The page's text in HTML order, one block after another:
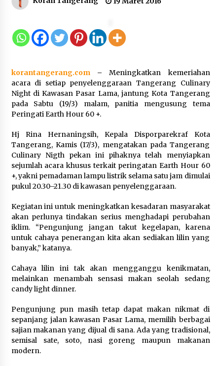
Digital, Sosialisasikan Pencatatan
Gratis dan Penguatan Royalti
Dikunjungi PWI, Wawan Fauzi: Peran
Media Bisa Berdampak Besar
hingga Fatal
6 Agustus 2026
Kejari Kota Tangerang Bongkar
Korupsi Rp5,49 Miliar: Sewa Pesawat
Fiktif, Eks VP Angkasa Pura Kargo
Ditahan
Dukung Ekosistem Kendaraan
Listrik, Wapres Dorong Link and
Soroti Minimnya Faktor Keamanan
Transportasi Laut
5 Agustus 2026
korantangerang.com–Meningkatkan kemeriahan
acara di setiap penyelenggaraan Tangerang Culinary
Night di Kawasan Pasar Lama, jantung Kota Tangerang
pada Sabtu (19/3) malam, panitia mengusung tema
Peringati Earth Hour 60 +.
Hj Rina Hernaningsih, Kepala Disporparekraf Kota
Tangerang, Kamis (17/3), mengatakan pada Tangerang
Culinary Nigth pekan ini pihaknya telah menyiapkan
sejumlah acara khusus terkait peringatan Earth Hour 60
+, yakni pemadaman lampu listrik selama satu jam dimulai
pukul 20.30–21.30 di kawasan penyelenggaraan.
Kegiatan ini untuk meningkatkan kesadaran masyarakat
akan perlunya tindakan serius menghadapi perubahan
iklim. “Pengunjung jangan takut kegelapan, karena
untuk cahaya penerangan kita akan sediakan lilin yang
banyak,” katanya.
Cahaya lilin ini tak akan mengganggu kenikmatan,
melainkan menambah sensasi makan seolah sedang
candy light dinner.
Pengunjung pun masih tetap dapat makan nikmat di
sepanjang jalan kawasan Pasar Lama, memilih berbagai
sajian makanan yang dijual di sana. Ada yang tradisional,
semisal sate, soto, nasi goreng maupun makanan
modern.